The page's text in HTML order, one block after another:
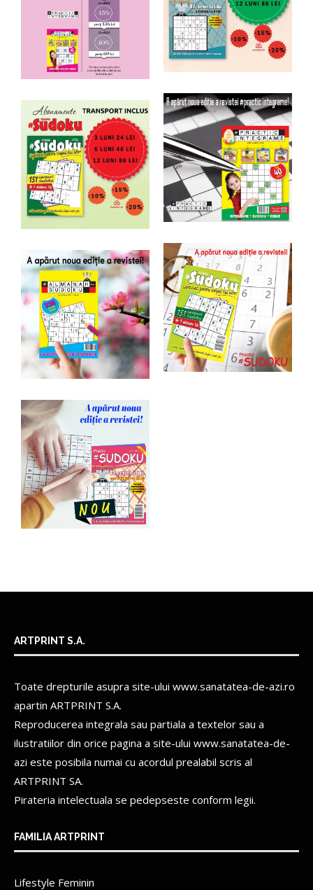
ARTPRINT S.A.
Toate drepturile asupra site-ului www.sanatatea-de-azi.ro
apartin ARTPRINT S.A.
Reproducerea integrala sau partiala a textelor sau a
ilustratiilor din orice pagina a site-ului www.sanatatea-de-
azi este posibila numai cu acordul prealabil scris al
ARTPRINT SA.
Pirateria intelectuala se pedepseste conform legii.
FAMILIA ARTPRINT
Lifestyle Feminin